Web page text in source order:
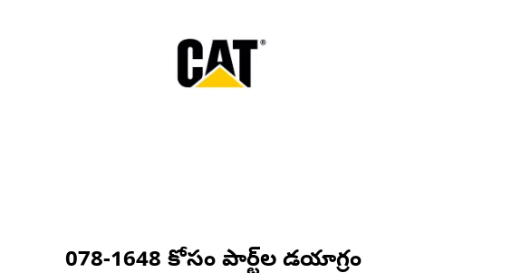
078-1648 కోసం పార్ట్‌ల డయాగ్రం